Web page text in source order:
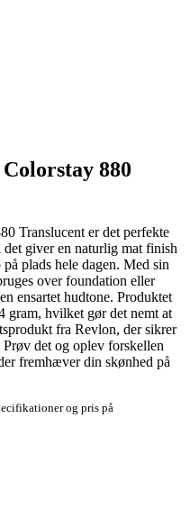
880
Translucent er det perfekte
giver en naturlig mat finish
plads hele dagen. Med sin
over foundation eller
ensartet hudtone. Produktet
gram, hvilket gør det nemt at
fra Revlon, der sikrer
det og oplev forskellen
fremhæver din skønhed på
og pris på